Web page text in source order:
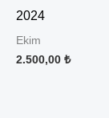
2024
Ekim
2.500,00 ₺